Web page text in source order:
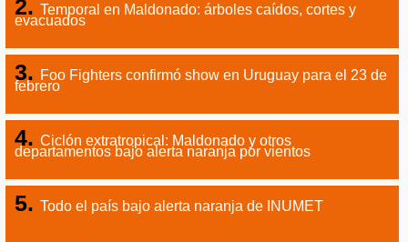
Temporal en Maldonado: árboles caídos, cortes y
evacuados
Foo Fighters confirmó show en Uruguay para el 23 de
febrero
Ciclón extratropical: Maldonado y otros
departamentos bajo alerta naranja por vientos
Todo el país bajo alerta naranja de INUMET